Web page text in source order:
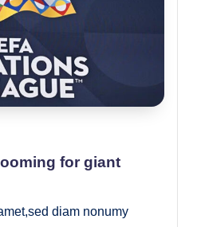
for giant
diam nonumy